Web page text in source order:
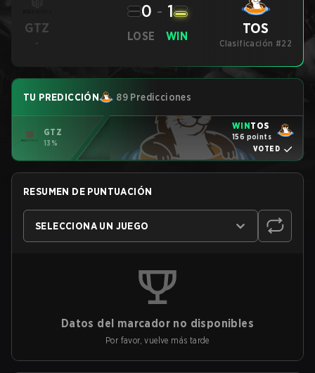
GTZ
-
LOSE
0 - 1
WIN TOS
Clasificación #22
TU PREDICCIÓN 89 Predicciones
GTZ
13%
WINTOS
156 points
VOTED
RESUMEN DE PUNTUACIÓN
SELECCIONA UN JUEGO
Datos del marcador no disponibles
Por favor, vuelve más tarde